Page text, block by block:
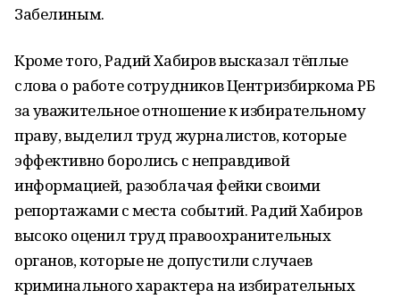
Забелиным.
Кроме того, Радий Хабиров высказал тёплые
слова о работе сотрудников Центризбиркома РБ
за уважительное отношение к избирательному
праву, выделил труд журналистов, которые
эффективно боролись с неправдивой
информацией, разоблачая фейки своими
репортажами с места событий. Радий Хабиров
высоко оценил труд правоохранительных
органов, которые не допустили случаев
криминального характера на избирательных